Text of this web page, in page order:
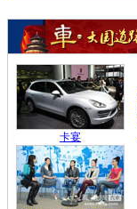
卡宴